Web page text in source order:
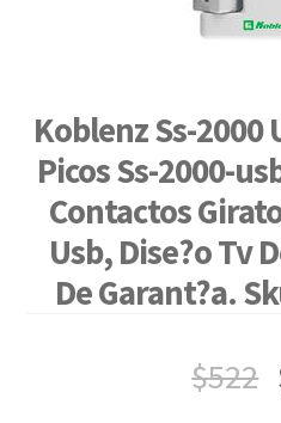
Koblenz Ss-2000
Picos Ss-2000-
Contactos
Usb, Dise?o Tv
De Garant?a.
$522